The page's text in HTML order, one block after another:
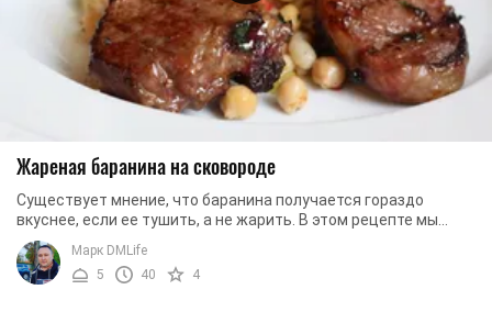
Жареная баранина на сковороде
Существует мнение, что баранина получается гораздо
вкуснее, если ее тушить, а не жарить. В этом рецепте мы
попробуем доказать обратное. При обжарке ...
Марк DMLife
5
40 4